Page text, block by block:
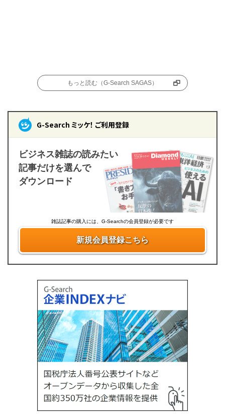
もっと読む（G-Search SAGAS）
G-Search ミッケ！ ご利用登録
ビジネス雑誌の読みたい
記事だけを選んで
ダウンロード
雑誌記事の購入には、G-Searchの会員登録が必要です
新規会員登録こちら